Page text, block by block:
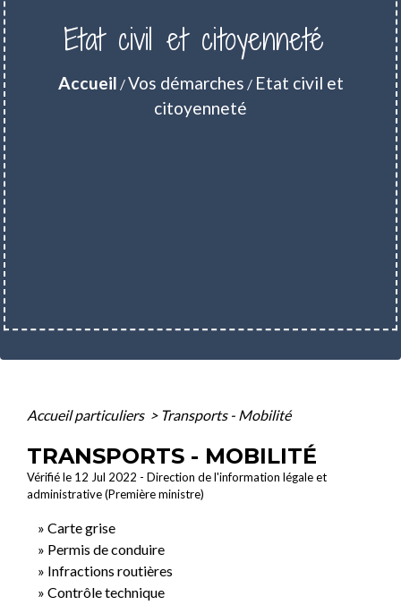
Etat civil et citoyenneté
Accueil /Vos démarches / Etat civil et
citoyenneté
Accueil particuliers > Transports - Mobilité
TRANSPORTS - MOBILITÉ
Vérifié le 12 Jul 2022 - Direction de l'information légale et
administrative (Première ministre)
Carte grise
Permis de conduire
Infractions routières
Contrôle technique